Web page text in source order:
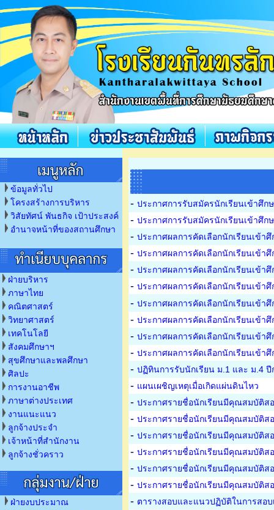
ข้อมูลทั่วไป
โครงสร้างการบริหาร
วิสัยทัศน์ พันธกิจ เป้าประสงค์
อำนาจหน้าที่ของสถานศึกษา
ฝ่ายบริหาร
ภาษาไทย
คณิตศาสตร์
วิทยาศาสตร์
เทคโนโลยี
สังคมศึกษาฯ
สุขศึกษาและพลศึกษา
ศิลปะ
การงานอาชีพ
ภาษาต่างประเทศ
งานแนะแนว
ลูกจ้างประจำ
เจ้าหน้าที่สำนักงาน
ลูกจ้างชั่วคราว
ฝ่ายงบประมาณ
- ประกาศการรับสมัครนักเรียนเข้าศึก
- ประกาศการรับสมัครนักเรียนเข้าศึก
- ประกาศผลการคัดเลือกนักเรียนเข้า
- ประกาศผลการคัดเลือกนักเรียนเข้า
- ประกาศผลการคัดเลือกนักเรียนเข้า
- ประกาศผลการคัดเลือกนักเรียนเข้า
- ประกาศผลการคัดเลือกนักเรียนเข้า
- ประกาศผลการคัดเลือกนักเรียนเข้า
- ประกาศผลการคัดเลือกนักเรียนเข้า
- ประกาศผลการคัดเลือกนักเรียนเข้า
- ปฏิทินการรับนักเรียน ม.1 และ ม.4
- แผนเผชิญเหตุเมื่อเกิดแผ่นดินไหว
- ประกาศรายชื่อนักเรียนมีคุณสมบัติส
- ประกาศรายชื่อนักเรียนมีคุณสมบัติส
- ประกาศรายชื่อนักเรียนมีคุณสมบัติสอ
- ประกาศรายชื่อนักเรียนมีคุณสมบัติส
- ประกาศรายชื่อนักเรียนมีคุณสมบัติส
- ประกาศรายชื่อนักเรียนมีคุณสมบัติส
- ตารางสอบและแนวปฏิบัติในการสอ